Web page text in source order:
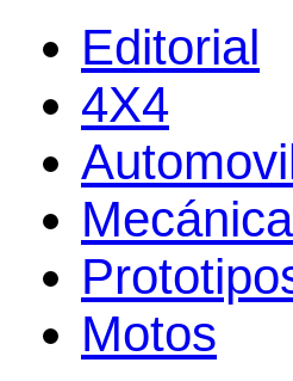
Editorial
4X4
Mecánica
Motos